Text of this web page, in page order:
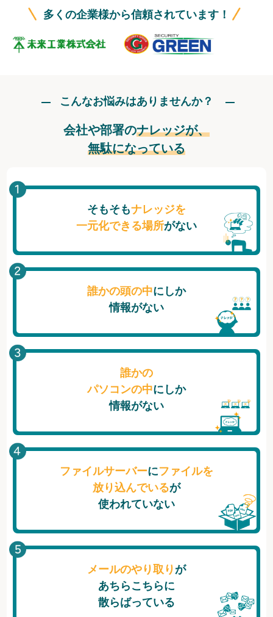
ログイン
多くの企業様から信頼されています！
こんなお悩みはありませんか？
会社や部署のナレッジが、
無駄になっている
そもそもナレッジを
一元化できる場所がない
誰かの頭の中にしか
情報がない
誰かの
パソコンの中にしか
情報がない
ファイルサーバーにファイルを
放り込んでいるが
使われていない
メールのやり取り が
あちらこちらに
散らばっている